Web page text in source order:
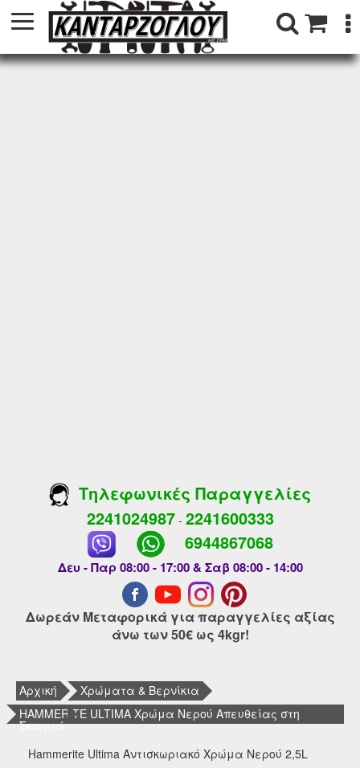
Τηλεφωνικές Παραγγελίες
2241024987- 2241600333
6944867068
Δευ - Παρ 08:00 - 17:00 & Σαβ 08:00 - 14:00
Δωρεάν Μεταφορικά για παραγγελίες αξίας
άνω των 50€ ως 4kgr!
Αρχική
Χρώματα & Βερνίκια
HAMMERITE ULTIMA Χρώμα Νερού Απευθείας στη
Σκουριά
Hammerite Ultima Αντισκωριακό Χρώμα Νερού 2,5L